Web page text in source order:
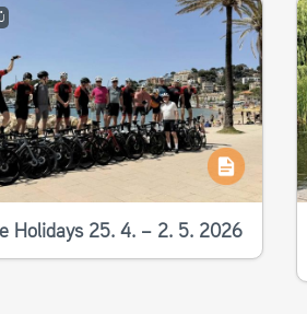
Holidays 25. 4. – 2. 5. 2026